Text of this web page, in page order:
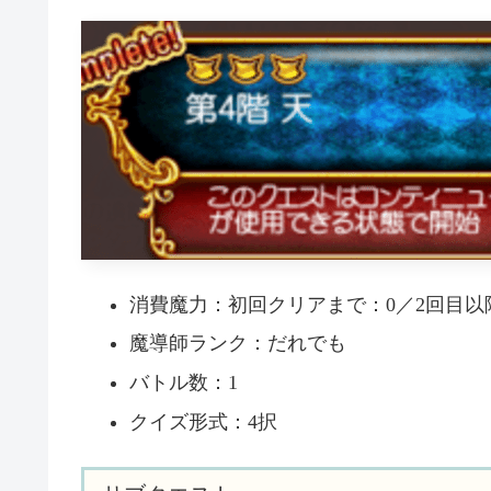
消費魔力：初回クリアまで：0／2回目以
魔導師ランク：だれでも
バトル数：1
クイズ形式：4択